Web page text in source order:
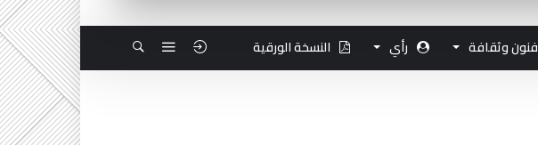
فنون وثقافة رأي النسخة الورقية